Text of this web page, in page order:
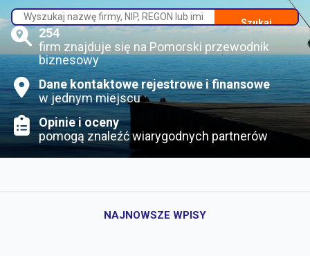
Szukaj
254
firm znajduje się na Pomorski przewodnik
biznesowy
Dane kontaktowe rejestrowe i finansowe
w jednym miejscu
Opinie i oceny
pomogą znaleźć wiarygodnych partnerów
NAJNOWSZE WPISY